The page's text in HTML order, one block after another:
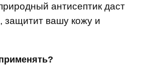
антисептик даст
защитит вашу кожу и